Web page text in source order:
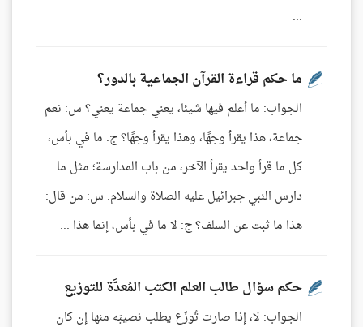
...
ما حكم قراءة القرآن الجماعية بالدور؟
الجواب: ما أعلم فيها شيئا، يعني جماعة يعني؟ س: نعم
جماعة، هذا يقرأ وجهًا، وهذا يقرأ وجهًا؟ ج: ما في بأس،
كل ما قرأ واحد يقرأ الآخر، من باب المدارسة؛ مثل ما
دارس النبي جبرائيل عليه الصلاة والسلام. س: من قال:
هذا ما ثبت عن السلف؟ ج: لا ما في بأس، إنما هذا ...
حكم سؤال طالب العلم الكتب المُعدَّة للتوزيع
الجواب: لا، إذا صارت تُوزّع يطلب نصيبَه منها إن كان